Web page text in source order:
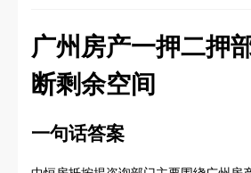
广州房产一押二押
断剩余空间
一句话答案